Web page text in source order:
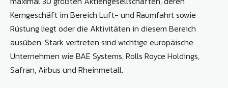
Kerngeschäft im Bereich Luft- und Raumfahrt sowie
Rüstung liegt oder die Aktivitäten in diesem Bereich
ausüben. Stark vertreten sind wichtige europäische
Unternehmen wie BAE Systems, Rolls Royce Holdings,
Safran, Airbus und Rheinmetall.